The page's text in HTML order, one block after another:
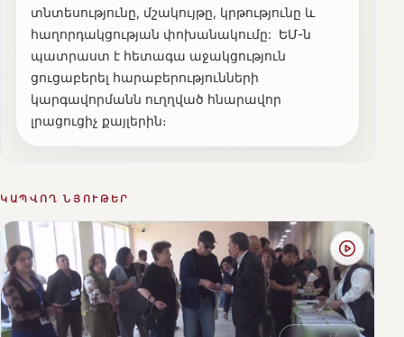
տնտեսությունը, մշակույթը, կրթությունը և
հաղորդակցության փոխանակումը: ԵՄ-ն
պատրաստ է հետագա աջակցություն
ցուցաբերել հարաբերությունների
կարգավորմանն ուղղված հնարավոր
լրացուցիչ քայլերին։
ԿԱՊՎՈՂ ՆՅՈՒԹԵՐ